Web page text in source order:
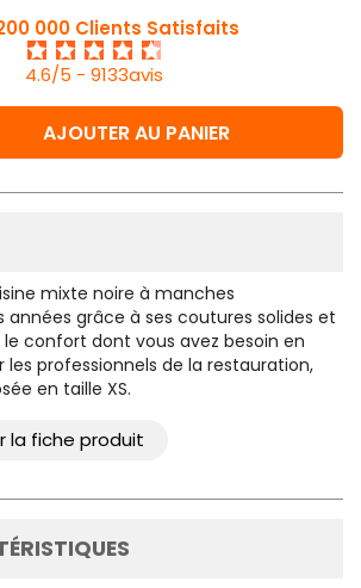
000 Clients Satisfaits
4.6/5 - 9133avis
AJOUTER AU PANIER
mixte noire à manches
années grâce à ses coutures solides et
confort dont vous avez besoin en
les professionnels de la restauration,
en taille XS.
la fiche produit